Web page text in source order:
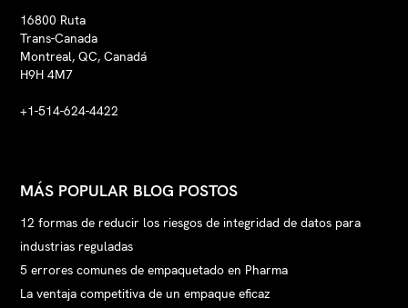
16800 Ruta
Trans-Canada
Montreal, QC, Canadá
H9H 4M7
+1-514-624-4422
MÁS POPULAR BLOG POSTOS
12 formas de reducir los riesgos de integridad de datos para
industrias reguladas
5 errores comunes de empaquetado en Pharma
La ventaja competitiva de un empaque eficaz